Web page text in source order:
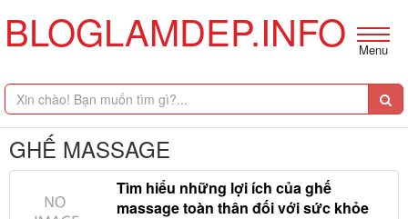
BLOGLAMDEP.INFO Menu
GHẾ MASSAGE
Tìm hiểu những lợi ích của ghế
massage toàn thân đối với sức khỏe